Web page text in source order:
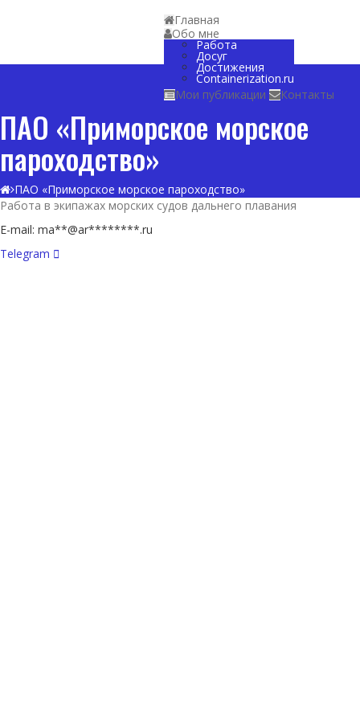
Главная
Обо мне
Работа
Досуг
Достижения
Containerization.ru
Мои публикации
Контакты
ПАО «Приморское морское
пароходство»
ПАО «Приморское морское пароходство»
Работа в экипажах морских судов дальнего плавания
E-mail: ma**@ar********.ru
Telegram